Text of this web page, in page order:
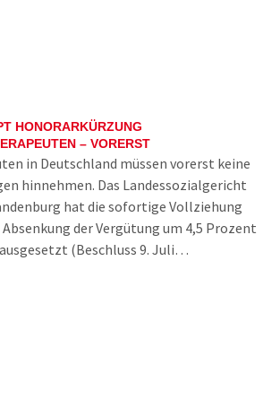
HONORARKÜRZUNG
– VORERST
in Deutschland müssen vorerst keine
hinnehmen. Das Landessozialgericht
hat die sofortige Vollziehung
der Vergütung um 4,5 Prozent
(Beschluss 9. Juli…